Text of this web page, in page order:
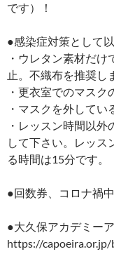
です）！
●感染症対策として
・ウレタン素材だ
止。不織布を推奨し
・更衣室でのマスク
・マスクを外して
・レッスン時間以
して下さい。レッス
る時間は15分です。
●回数券、コロナ禍
●大久保アカデミー
https://